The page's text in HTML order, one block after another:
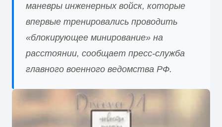
маневры инженерных войск, которые
впервые тренировались проводить
«блокирующее минирование» на
расстоянии, сообщает пресс-служба
главного военного ведомства РФ.